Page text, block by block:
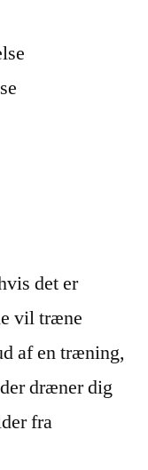
det er
vil træne
af en træning,
dræner dig
fra